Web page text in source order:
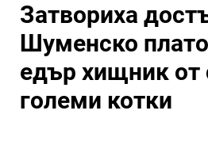
Затвориха
Шуменско
едър хищник от
големи котки